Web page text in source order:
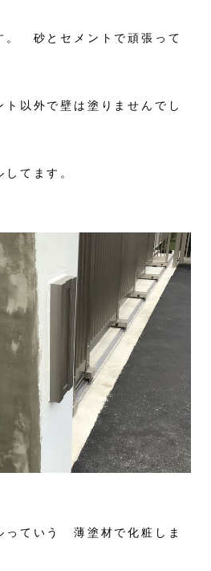
。 砂とセメントで頑張って
以外で壁は塗りませんでし
てます。
ていう 薄塗材で化粧しま